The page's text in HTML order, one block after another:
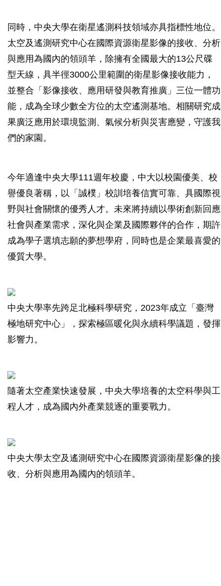
同時，中央大學在衛星遙測科技領域亦具指標性地位。
太空及遙測研究中心在國際資源衛星影像的接收、分析
與應用為國內的領頭羊，除擁有全國最大的13公尺碟
型天線，具半徑3000公里範圍的衛星影像接收能力，
並整合「影像接收、應用研發與教育推廣」三位一體功
能，成為全球少數全方位的太空遙測基地。相關研究成
果廣泛應用於環境監測、氣候分析與災害應變，守護我
們的家園。
今年適逢中央大學111週年校慶，中大以校園優美、校
譽優良著稱，以「誠樸」校訓培養信實可靠、具國際視
野與社會關懷的優秀人才。未來將持續以學術創新回應
社會與產業需求，深化與企業及國際夥伴的合作，期許
成為學子選填志願的夢想學府，同時也是企業最喜愛的
優質大學。
中央大學率先跨足北極科學研究，2023年成立「臺灣
極地研究中心」，探索極區暖化與永續科學議題，發揮
影響力。
隨著太空產業快速發展，中央大學培養的太空科學與工
程人才，成為國內外產業競逐的重要戰力。
中央大學太空及遙測研究中心在國際資源衛星影像的接
收、分析與應用為國內的領頭羊。